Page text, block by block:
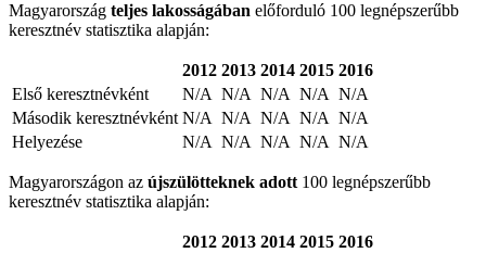
Magyarország teljes lakosságában előforduló 100 legnépszerűbb
keresztnév statisztika alapján:
2012 2013 2014 2015 2016
Első keresztnévként
N/A N/A N/A N/A N/A
Második keresztnévként N/A N/A N/A N/A N/A
Helyezése
N/A N/A N/A N/A N/A
Magyarországon az újszülötteknek adott 100 legnépszerűbb
keresztnév statisztika alapján:
2012 2013 2014 2015 2016